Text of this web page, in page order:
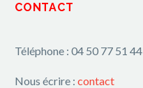
CONTACT
Téléphone : 04 50 77 51 44
Nous écrire : contact